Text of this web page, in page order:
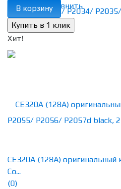
избранное сравнить
В корзину
Хит!
CE320A (128A)
Co...
(0)